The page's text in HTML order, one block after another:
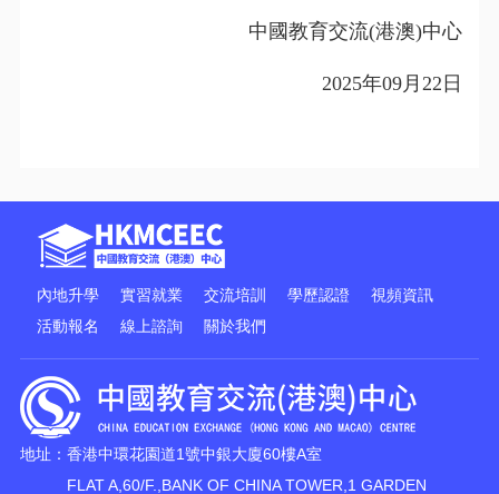
中國教育交流(港澳)中心
2025年09月22 日
內地升學 實習就業 交流培訓 學歷認證
視頻資訊
活動報名
線上諮詢 關於我們
地址：香港中環花園道1號中銀大廈60樓A室
FLAT A,60/F.,BANK OF CHINA TOWER,1 GARDEN